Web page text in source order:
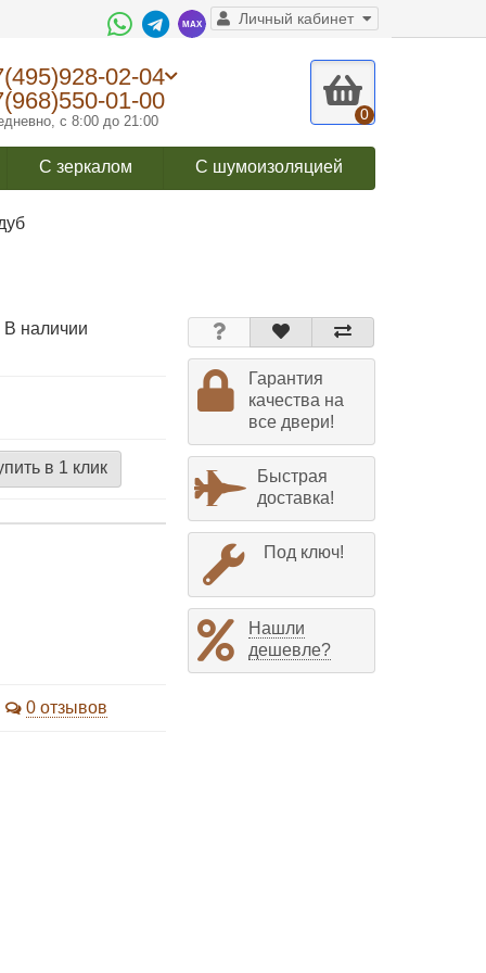
Личный кабинет
02-04
01-00
с 8:00 до 21:00 0
С зеркалом С шумоизоляцией
В наличии
в 1 клик
0 отзывов
Гарантия
качества на
все двери!
Быстрая
доставка!
Под ключ!
Нашли
дешевле?